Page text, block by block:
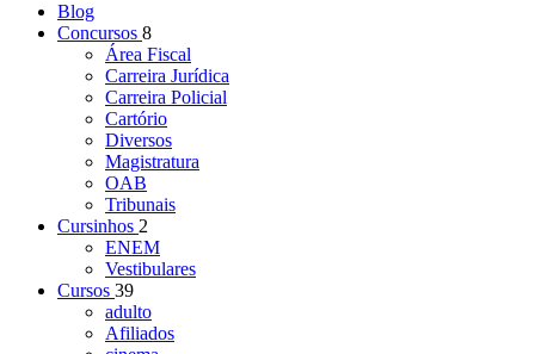
Blog
Concursos 8
Área Fiscal
Carreira Jurídica
Carreira Policial
Cartório
Diversos
Magistratura
OAB
Tribunais
Cursinhos 2
ENEM
Vestibulares
Cursos 39
adulto
Afiliados